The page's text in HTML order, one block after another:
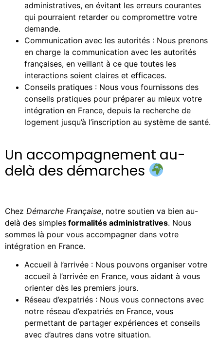
administratives, en évitant les erreurs courantes
qui pourraient retarder ou compromettre votre
demande.
Communication avec les autorités : Nous prenons
en charge la communication avec les autorités
françaises, en veillant à ce que toutes les
interactions soient claires et efficaces.
Conseils pratiques : Nous vous fournissons des
conseils pratiques pour préparer au mieux votre
intégration en France, depuis la recherche de
logement jusqu’à l’inscription au système de santé.
Un accompagnement au-
delà des démarches
Chez Démarche Française, notre soutien va bien au-
delà des simples formalités administratives. Nous
sommes là pour vous accompagner dans votre
intégration en France.
Accueil à l’arrivée : Nous pouvons organiser votre
accueil à l’arrivée en France, vous aidant à vous
orienter dès les premiers jours.
Réseau d’expatriés : Nous vous connectons avec
notre réseau d’expatriés en France, vous
permettant de partager expériences et conseils
avec d’autres dans votre situation.